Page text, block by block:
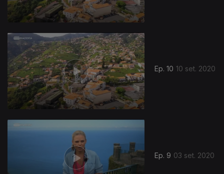
Ep. 10 10 set. 2020
Ep. 9 03 set. 2020